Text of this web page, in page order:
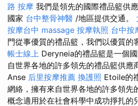
路 按摩 我們是領先的國際禮品籃供
國家 台中整骨神醫 /地區提供交通。
按摩台中 massage 按摩執照 台中按
門從事優質的禮品籃，我們以優質的
帳士線上 Deryneia的禮品籃是一個
自世界各地的許多領先的禮品籃供應
Anse 后里按摩推薦 換護照 Etoile的
網絡，擁有來自世界各地的許多領先
概念適用於在社會科學中成功掙扎的